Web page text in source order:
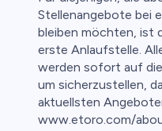
Stellenangebote bei
bleiben möchten, ist
erste Anlaufstelle.
werden sofort auf
um sicherzustellen,
aktuellsten
www.etoro.com/